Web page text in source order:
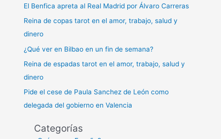
El Benfica apreta al Real Madrid por Álvaro Carreras
Reina de copas tarot en el amor, trabajo, salud y
dinero
¿Qué ver en Bilbao en un fin de semana?
Reina de espadas tarot en el amor, trabajo, salud y
dinero
Pide el cese de Paula Sanchez de León como
delegada del gobierno en Valencia
Categorías